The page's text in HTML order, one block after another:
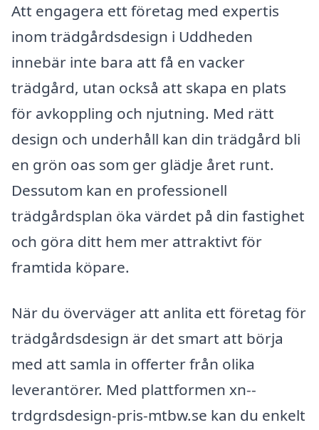
Att engagera ett företag med expertis
inom trädgårdsdesign i Uddheden
innebär inte bara att få en vacker
trädgård, utan också att skapa en plats
för avkoppling och njutning. Med rätt
design och underhåll kan din trädgård bli
en grön oas som ger glädje året runt.
Dessutom kan en professionell
trädgårdsplan öka värdet på din fastighet
och göra ditt hem mer attraktivt för
framtida köpare.
När du överväger att anlita ett företag för
trädgårdsdesign är det smart att börja
med att samla in offerter från olika
leverantörer. Med plattformen xn--
trdgrdsdesign-pris-mtbw.se kan du enkelt